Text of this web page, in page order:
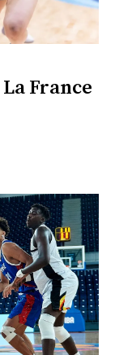
France